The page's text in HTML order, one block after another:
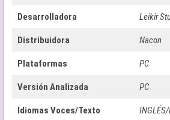
Desarrolladora Leikir
Distribuidora Nacon
Plataformas PC
Versión Analizada PC
Idiomas Voces/Texto INGLÉS/